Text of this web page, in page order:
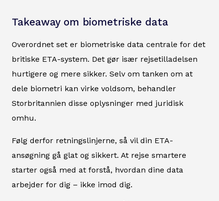
Takeaway om biometriske data
Overordnet set er biometriske data centrale for det
britiske ETA-system. Det gør især rejsetilladelsen
hurtigere og mere sikker. Selv om tanken om at
dele biometri kan virke voldsom, behandler
Storbritannien disse oplysninger med juridisk
omhu.
Følg derfor retningslinjerne, så vil din ETA-
ansøgning gå glat og sikkert. At rejse smartere
starter også med at forstå, hvordan dine data
arbejder for dig – ikke imod dig.